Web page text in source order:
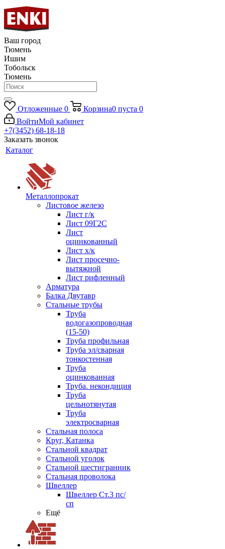
Ваш город
Тюмень
Ишим
Тобольск
Тюмень
Отложенные 0 Корзина0 пуста 0
ВойтиМой кабинет
+7(3452) 68-18-18
Заказать звонок
Каталог
Металлопрокат
Листовое железо
Лист г/к
Лист 09Г2С
Лист
оцинкованный
Лист х/к
Лист просечно-
вытяжной
Лист рифленный
Арматура
Балка Двутавр
Стальные трубы
Труба
водогазопроводная
(15-50)
Труба профильная
Труба эл/сварная
тонкостенная
Труба
оцинкованная
Труба. некондиция
Труба
цельнотянутая
Труба
электросварная
Стальная полоса
Круг, Катанка
Стальной квадрат
Стальной уголок
Стальной шестигранник
Стальная проволока
Швеллер
Швеллер Ст.3 пс/
сп
Ещё